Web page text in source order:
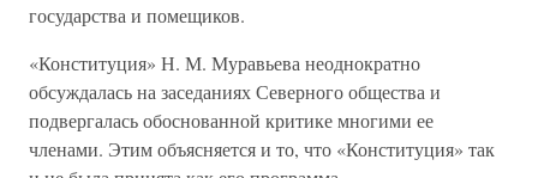
государства и помещиков.
«Конституция» Н. М. Муравьева неоднократно
обсуждалась на заседаниях Северного общества и
подвергалась обоснованной критике многими ее
членами. Этим объясняется и то, что «Конституция» так